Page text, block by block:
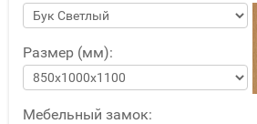
Размер (мм):
Мебельный замок: